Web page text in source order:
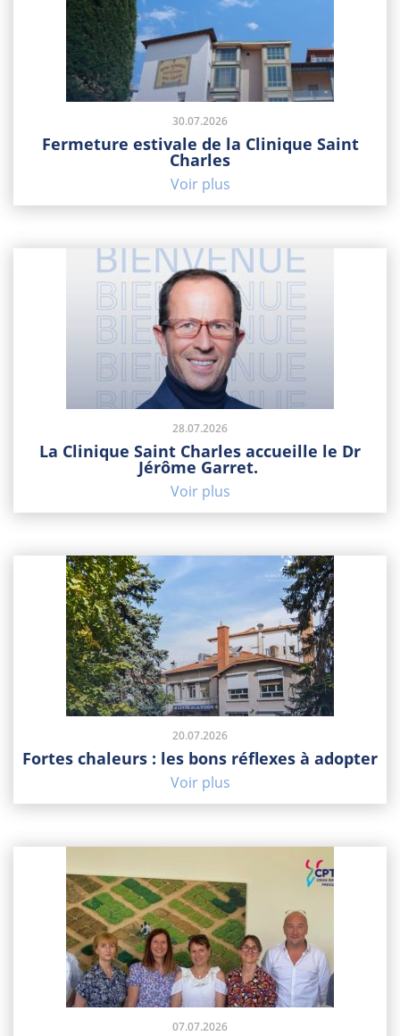
30.07.2026
Fermeture estivale de la Clinique Saint
Charles
Voir plus
28.07.2026
La Clinique Saint Charles accueille le Dr
Jérôme Garret.
Voir plus
20.07.2026
Fortes chaleurs : les bons réflexes à adopter
Voir plus
07.07.2026